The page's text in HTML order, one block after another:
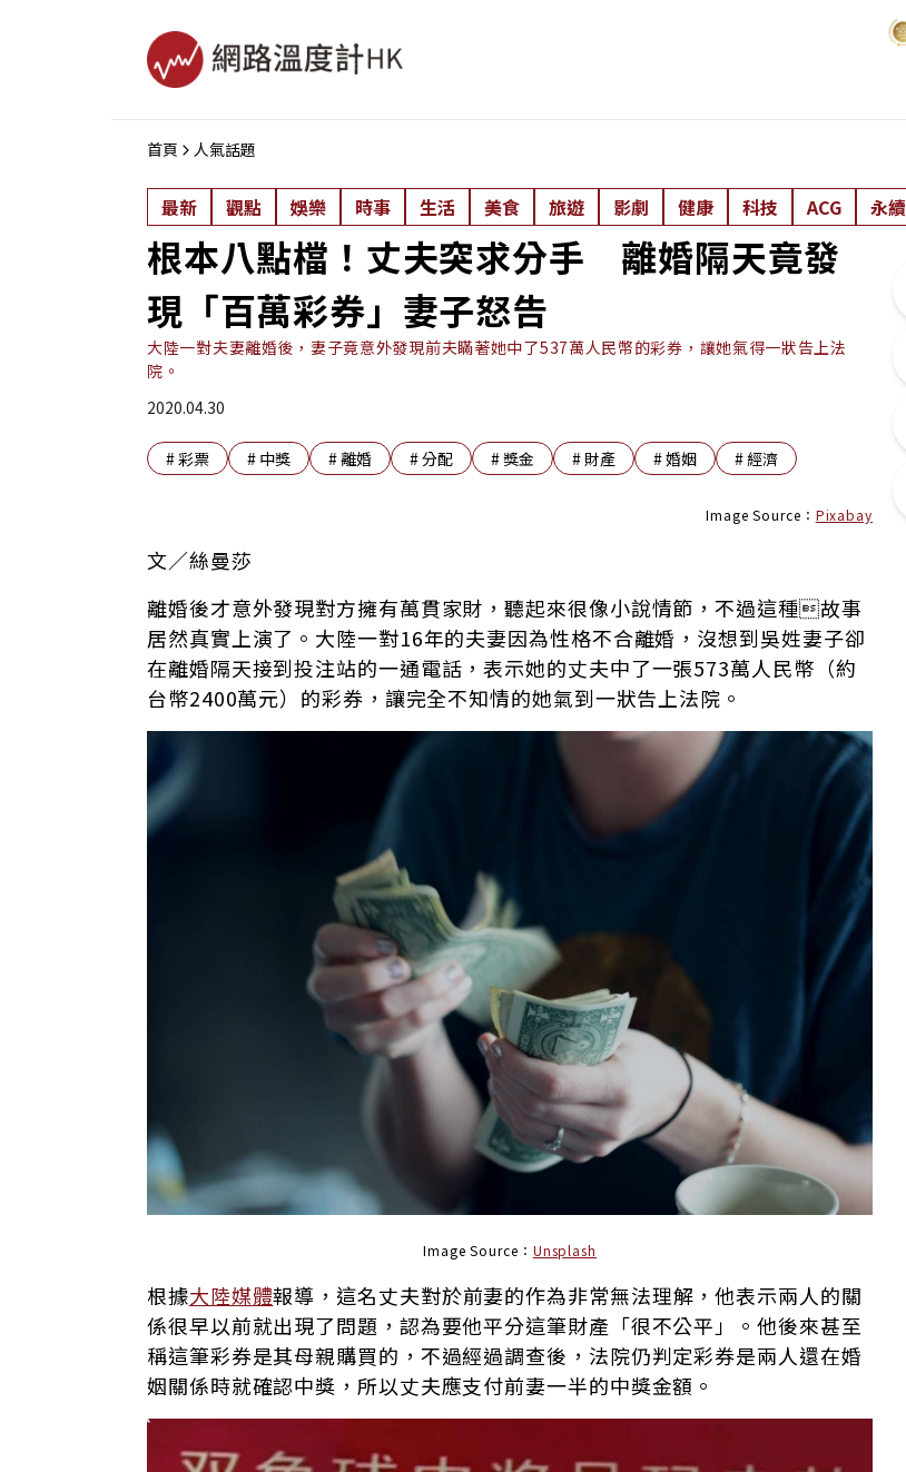
首頁 人氣話題
最新 觀點 娛樂 時事 生活 美食 旅遊 影劇 健康 科技 ACG 永續
根本八點檔！丈夫突求分手 離婚隔天竟發
現「百萬彩券」妻子怒告
大陸一對夫妻離婚後，妻子竟意外發現前夫瞞著她中了537萬人民幣的彩券，讓她氣得一狀告上法
院。
2020.04.30
#彩票 # 中獎 #離婚 #分配 #獎金 # 財產 #婚姻 #經濟
Image Source： Pixabay
文／絲曼莎
離婚後才意外發現對方擁有萬貫家財，聽起來很像小說情節，不過這種故事
居然真實上演了。大陸一對16年的夫妻因為性格不合離婚，沒想到吳姓妻子卻
在離婚隔天接到投注站的一通電話，表示她的丈夫中了一張573萬人民幣（約
台幣2400萬元）的彩券，讓完全不知情的她氣到一狀告上法院。
Image Source： Unsplash
根據大陸媒體報導，這名丈夫對於前妻的作為非常無法理解，他表示兩人的關
係很早以前就出現了問題，認為要他平分這筆財產「很不公平」。他後來甚至
稱這筆彩券是其母親購買的，不過經過調查後，法院仍判定彩券是兩人還在婚
姻關係時就確認中獎，所以丈夫應支付前妻一半的中獎金額。